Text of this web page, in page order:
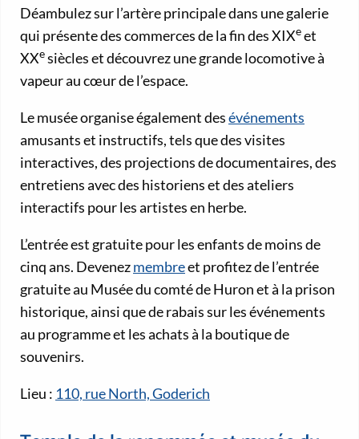
Déambulez sur l’artère principale dans une galerie
qui présente des commerces de la fin des XIXeet
XXesiècles et découvrez une grande locomotive à
vapeur au cœur de l’espace.
Le musée organise également desévénements
amusants et instructifs, tels que des visites
interactives, des projections de documentaires, des
entretiens avec des historiens et des ateliers
interactifs pour les artistes en herbe.
L’entrée est gratuite pour les enfants de moins de
cinq ans. Devenezmembreet profitez de l’entrée
gratuite au Musée du comté de Huron et à la prison
historique, ainsi que de rabais sur les événements
au programme et les achats à la boutique de
souvenirs.
Lieu : 110, rue North, Goderich